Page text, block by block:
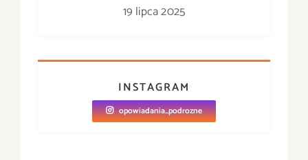
19 lipca 2025
INSTAGRAM
opowiadania_podrozne